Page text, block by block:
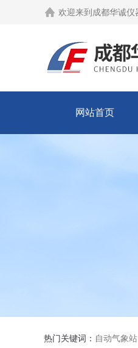
欢迎来到 成都华诚
网站首页
热门关键词： 自动气象